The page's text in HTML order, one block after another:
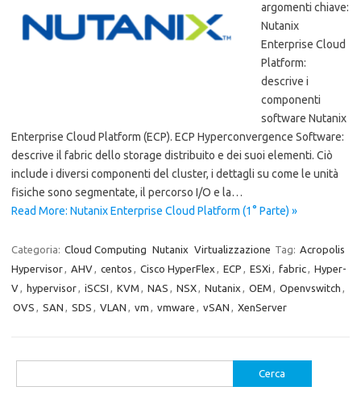
argomenti chiave:
Nutanix
Enterprise Cloud
Platform:
descrive i
componenti
software Nutanix
Enterprise Cloud Platform (ECP). ECP Hyperconvergence Software:
descrive il fabric dello storage distribuito e dei suoi elementi. Ciò
include i diversi componenti del cluster, i dettagli su come le unità
fisiche sono segmentate, il percorso I/O e la…
Read More: Nutanix Enterprise Cloud Platform (1° Parte) »
Categoria: Cloud Computing Nutanix Virtualizzazione Tag: Acropolis
Hypervisor, AHV, centos , Cisco HyperFlex , ECP , ESXi , fabric, Hyper-
V, hypervisor, iSCSI , KVM , NAS , NSX, Nutanix , OEM , Openvswitch ,
OVS , SAN , SDS , VLAN , vm , vmware , vSAN , XenServer
per: